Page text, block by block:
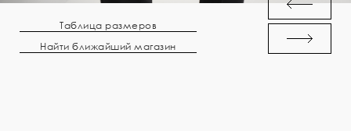
Таблица размеров
Найти ближайший магазин